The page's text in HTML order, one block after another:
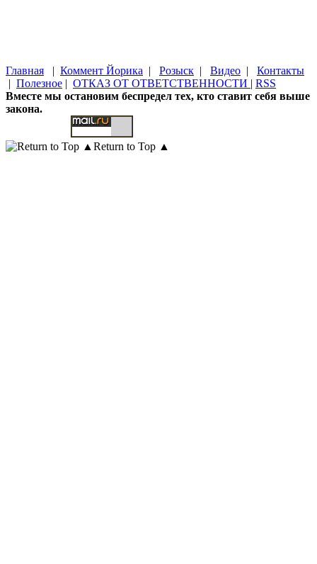
Главная | Коммент Йорика | Розыск | Видео | Контакты
| Полезное | ОТКАЗ ОТ ОТВЕТСТВЕННОСТИ | RSS
Вместе мы остановим беспредел тех, кто ставит себя выше
закона.
Return to Top ▲